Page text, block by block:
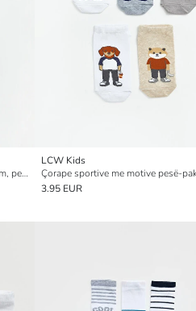
Çorape sportive të stampuara për djem, pesë-pako
LCW Kids
3.95 EUR